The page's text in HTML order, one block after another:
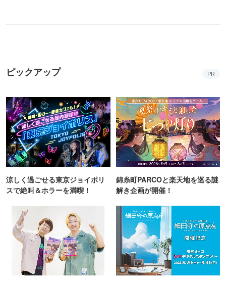
ピックアップ PR
涼しく過ごせる東京ジョイポリ
スで絶叫＆ホラーを満喫！
錦糸町PARCOと楽天地を巡る謎
解き企画が開催！